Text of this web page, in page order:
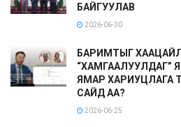
БАЙГУУЛАВ
2026-06-30
БАРИМТЫГ
“ХАМГААЛУУЛДАГ”
ЯМАР ХАРИУЦЛАГА
САЙД АА?
2026-06-25